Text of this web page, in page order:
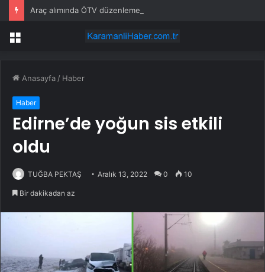
Menü
Anasayfa / Haber
Haber
Edirne’de yoğun sis etkili
oldu
TUĞBA PEKTAŞ Aralık 13, 2022 0 10
Bir dakikadan az